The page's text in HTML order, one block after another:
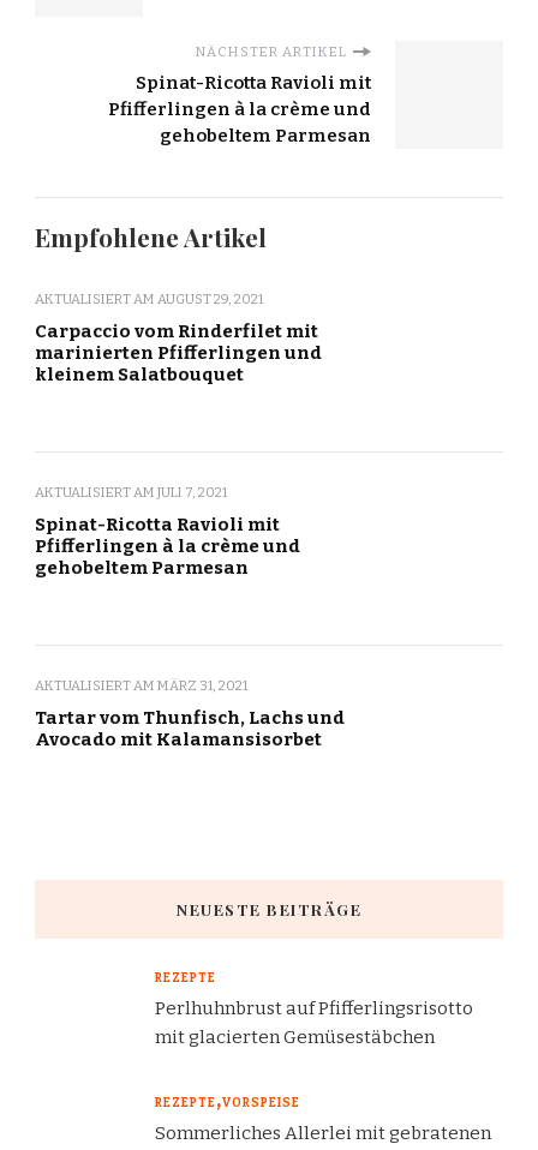
NÄCHSTER ARTIKEL
Spinat-Ricotta Ravioli mit
Pfifferlingen à la crème und
gehobeltem Parmesan
Empfohlene Artikel
AKTUALISIERT AM AUGUST 29, 2021
Carpaccio vom Rinderfilet mit
marinierten Pfifferlingen und
kleinem Salatbouquet
AKTUALISIERT AM JULI 7, 2021
Spinat-Ricotta Ravioli mit
Pfifferlingen à la crème und
gehobeltem Parmesan
AKTUALISIERT AM MÄRZ 31, 2021
Tartar vom Thunfisch, Lachs und
Avocado mit Kalamansisorbet
NEUESTE BEITRÄGE
REZEPTE
Perlhuhnbrust auf Pfifferlingsrisotto
mit glacierten Gemüsestäbchen
REZEPTE VORSPEISE
Sommerliches Allerlei mit gebratenen